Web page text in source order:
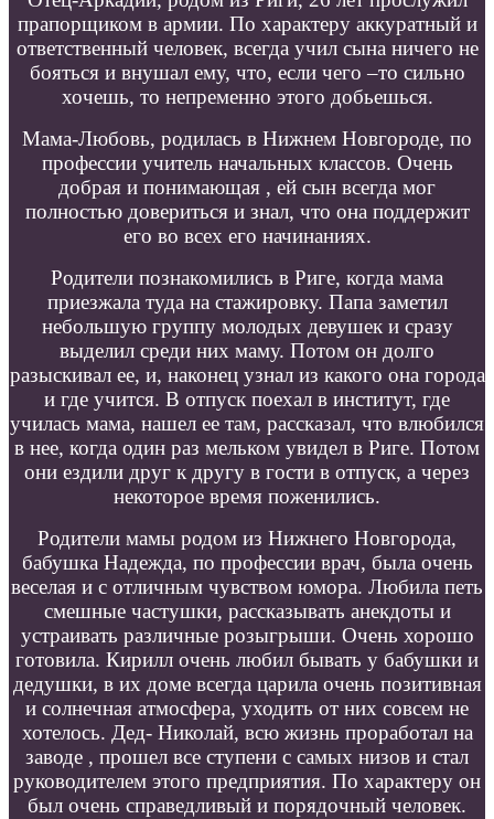
прапорщиком в армии. По характеру аккуратный и
ответственный человек, всегда учил сына ничего не
бояться и внушал ему, что, если чего –то сильно
хочешь, то непременно этого добьешься.
Мама-Любовь, родилась в Нижнем Новгороде, по
профессии учитель начальных классов. Очень
добрая и понимающая , ей сын всегда мог
полностью довериться и знал, что она поддержит
его во всех его начинаниях.
Родители познакомились в Риге, когда мама
приезжала туда на стажировку. Папа заметил
небольшую группу молодых девушек и сразу
выделил среди них маму. Потом он долго
разыскивал ее, и, наконец узнал из какого она города
и где учится. В отпуск поехал в институт, где
училась мама, нашел ее там, рассказал, что влюбился
в нее, когда один раз мельком увидел в Риге. Потом
они ездили друг к другу в гости в отпуск, а через
некоторое время поженились.
Родители мамы родом из Нижнего Новгорода,
бабушка Надежда, по профессии врач, была очень
веселая и с отличным чувством юмора. Любила петь
смешные частушки, рассказывать анекдоты и
устраивать различные розыгрыши. Очень хорошо
готовила. Кирилл очень любил бывать у бабушки и
дедушки, в их доме всегда царила очень позитивная
и солнечная атмосфера, уходить от них совсем не
хотелось. Дед- Николай, всю жизнь проработал на
заводе , прошел все ступени с самых низов и стал
руководителем этого предприятия. По характеру он
был очень справедливый и порядочный человек.